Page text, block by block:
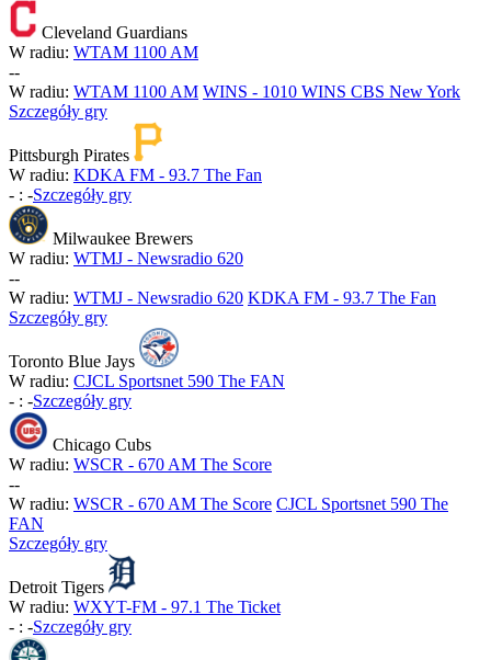
Cleveland Guardians
W radiu: WTAM 1100 AM
--
W radiu: WTAM 1100 AM WINS - 1010 WINS CBS New York
Szczegóły gry
Pittsburgh Pirates
W radiu: KDKA FM - 93.7 The Fan
- : -Szczegóły gry
Milwaukee Brewers
W radiu: WTMJ - Newsradio 620
--
W radiu: WTMJ - Newsradio 620 KDKA FM - 93.7 The Fan
Szczegóły gry
Toronto Blue Jays
W radiu: CJCL Sportsnet 590 The FAN
- : -Szczegóły gry
Chicago Cubs
W radiu: WSCR - 670 AM The Score
--
W radiu: WSCR - 670 AM The Score CJCL Sportsnet 590 The
FAN
Szczegóły gry
Detroit Tigers
W radiu: WXYT-FM - 97.1 The Ticket
- : -Szczegóły gry